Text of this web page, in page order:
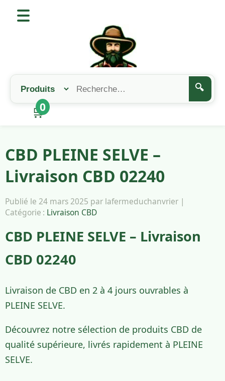
🔍
🛒
0
CBD PLEINE SELVE –
Livraison CBD 02240
Publié le 24 mars 2025 par lafermeduchanvrier |
Catégorie : Livraison CBD
CBD PLEINE SELVE – Livraison
CBD 02240
Livraison de CBD en 2 à 4 jours ouvrables à
PLEINE SELVE.
Découvrez notre sélection de produits CBD de
qualité supérieure, livrés rapidement à PLEINE
SELVE.